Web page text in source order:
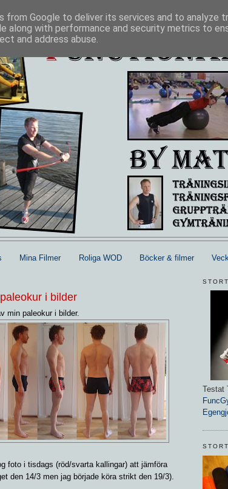
Mina Filmer Roliga WOD Böcker & filmer
i bilder
min paleokur i bilder.
foto i tisdags (röd/svarta kallingar) att jämföra
den 14/3 men jag började köra strikt den 19/3).
Testat
from Google to deliver its services and to analyze
along with performance and security metrics to
and address abuse.